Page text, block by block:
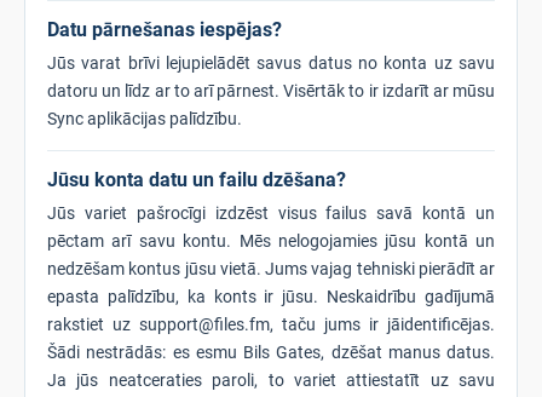
Datu pārnešanas iespējas?
Jūs varat brīvi lejupielādēt savus datus no konta uz savu
datoru un līdz ar to arī pārnest. Visērtāk to ir izdarīt ar mūsu
Sync aplikācijas palīdzību.
Jūsu konta datu un failu dzēšana?
Jūs variet pašrocīgi izdzēst visus failus savā kontā un
pēctam arī savu kontu. Mēs nelogojamies jūsu kontā un
nedzēšam kontus jūsu vietā. Jums vajag tehniski pierādīt ar
epasta palīdzību, ka konts ir jūsu. Neskaidrību gadījumā
rakstiet uz support@files.fm, taču jums ir jāidentificējas.
Šādi nestrādās: es esmu Bils Gates, dzēšat manus datus.
Ja jūs neatceraties paroli, to variet attiestatīt uz savu